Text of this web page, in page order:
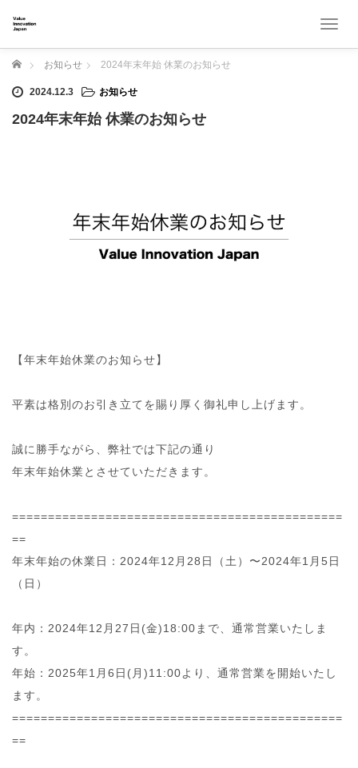
T
ホーム お知らせ 2024年末年始 休業のお知らせ
2024.12.3 お知らせ
2024年末年始 休業のお知らせ
【年末年始休業のお知らせ】
平素は格別のお引き立てを賜り厚く御礼申し上げます。
誠に勝手ながら、弊社では下記の通り
年末年始休業とさせていただきます。
==============================================
==
年末年始の休業日：2024年12月28日（土）〜2024年1月5日
（日）
年内：2024年12月27日(金)18:00まで、通常営業いたしま
す。
年始：2025年1月6日(月)11:00より、通常営業を開始いたし
ます。
==============================================
==